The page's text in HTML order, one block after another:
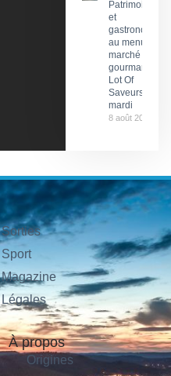
Patrimoine
et
gastronomie
au menu du
marché
gourmand
Lot Of
Saveurs ce
mardi
8 août 2026
Sorties
Sport
Magazine
Légales
À propos
Origines